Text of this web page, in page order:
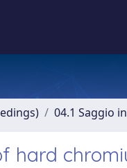
04.1 Saggio
hard